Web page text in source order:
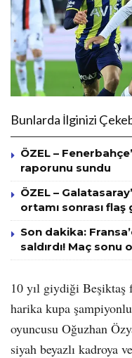
Bunlarda İlginizi
ÖZEL –
raporunu sundu
ÖZEL –
ortamı sonrası flaş
Son dakika:
saldırdı! Maç sonu
10 yıl giydiği Beşiktaş
harika kupa
oyuncusu Oğuzhan
siyah beyazlı kadroya